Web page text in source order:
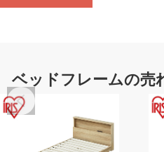
ベッドフレームの売